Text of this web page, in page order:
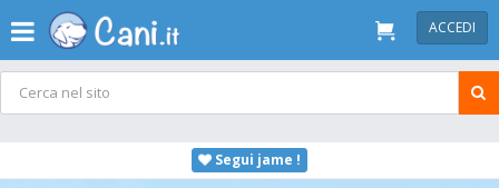
ACCEDI
Segui jame !